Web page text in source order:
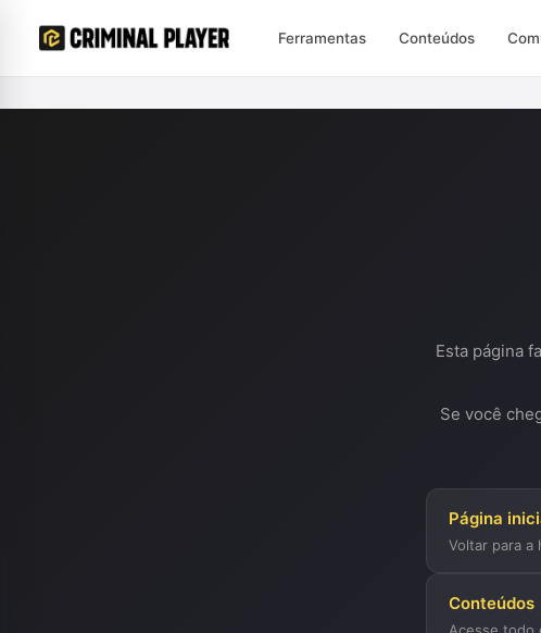
Ferramentas Conteúdos
Esta página
Se você
Página
Voltar para a
Conteúdos